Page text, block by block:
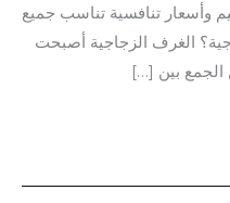
وأسعار تنافسية تناسب جميع
الغرف الزجاجية أصبحت
الجمع بين […]